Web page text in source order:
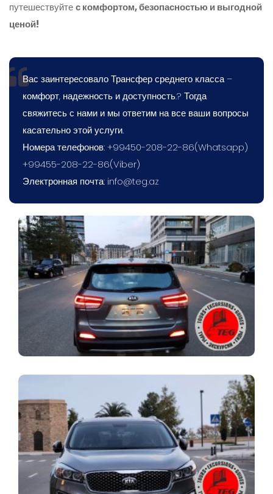
путешествуйтес комфортом, безопасностью и выгодной
ценой!
Вас заинтересовало Трансфер среднего класса –
комфорт, надежность и доступность.? Тогда
свяжитесь с нами и мы ответим на все ваши вопросы
касательно этой услуги.
Номера телефонов: +99450-208-22-86(Whatsapp)
+99455-208-22-86(Viber)
Электронная почта: info@teg.az